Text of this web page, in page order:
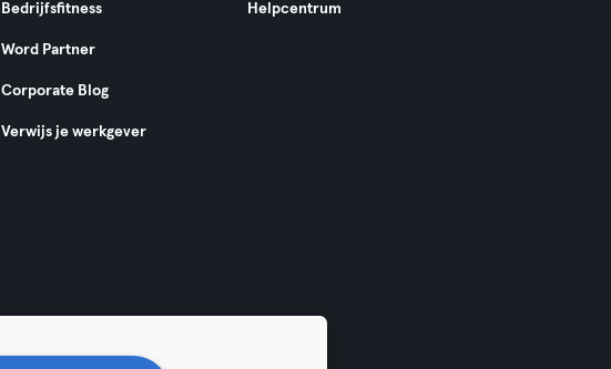
Bedrijfsfitness
Word Partner
Corporate Blog
Verwijs je werkgever
Helpcentrum